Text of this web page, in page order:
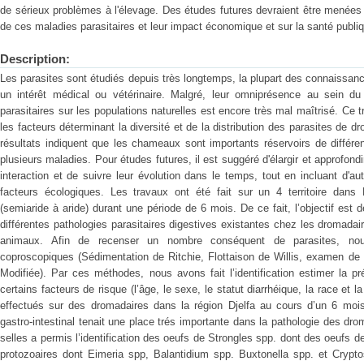
de sérieux problèmes à l'élevage. Des études futures devraient être
de ces maladies parasitaires et leur impact économique et sur la santé
Description:
Les parasites sont étudiés depuis très longtemps, la plupart des
un intérêt médical ou vétérinaire. Malgré, leur omniprésence au sein
parasitaires sur les populations naturelles est encore très mal maîtrisé. Ce
les facteurs déterminant la diversité et de la distribution des parasites de
résultats indiquent que les chameaux sont importants réservoirs de
plusieurs maladies. Pour études futures, il est suggéré d'élargir et
interaction et de suivre leur évolution dans le temps, tout en incluant
facteurs écologiques. Les travaux ont été fait sur un 4 territoire dans
(semiaride à aride) durant une période de 6 mois. De ce fait, l’objectif est
différentes pathologies parasitaires digestives existantes chez les
animaux. Afin de recenser un nombre conséquent de parasites,
coproscopiques (Sédimentation de Ritchie, Flottaison de Willis, examen
Modifiée). Par ces méthodes, nous avons fait l’identification estimer la
certains facteurs de risque (l’âge, le sexe, le statut diarrhéique, la race et
effectués sur des dromadaires dans la région Djelfa au cours d’un 6
gastro-intestinal tenait une place trés importante dans la pathologie des
selles a permis l’identification des oeufs de Strongles spp. dont des oeufs
protozoaires dont Eimeria spp, Balantidium spp. Buxtonella spp. et